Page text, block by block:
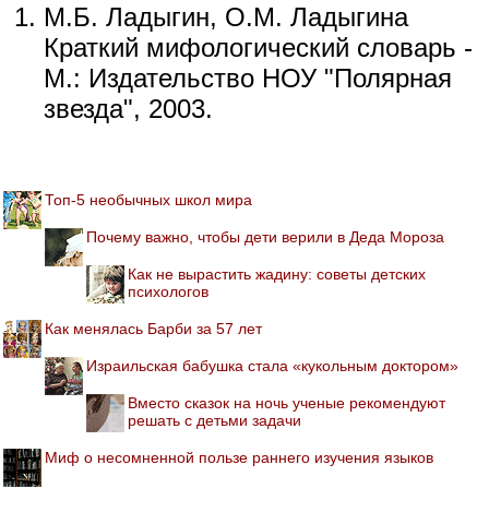
М.Б. Ладыгин, О.М. Ладыгина
Краткий мифологический словарь -
М.: Издательство НОУ "Полярная
звезда", 2003.
Топ-5 необычных школ мира
Почему важно, чтобы дети верили в Деда Мороза
Как не вырастить жадину: советы детских
психологов
Как менялась Барби за 57 лет
Израильская бабушка стала «кукольным доктором»
Вместо сказок на ночь ученые рекомендуют
решать с детьми задачи
Миф о несомненной пользе раннего изучения языков